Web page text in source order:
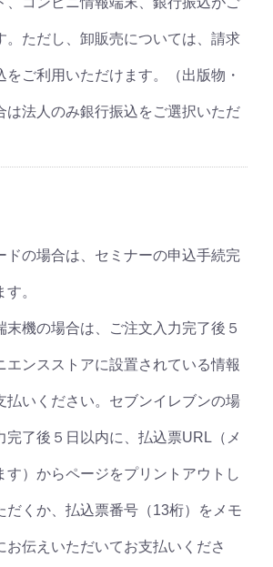
。ただし、卸販売については、請求
をご利用いただけます。（出版物・
は法人のみ銀行振込をご選択いただ
ドの場合は、セミナーの申込手続完
。
末機の場合は、ご注文入力完了後５
エンスストアに設置されている情報
払いください。セブンイレブンの場
完了後５日以内に、払込票URL（メ
す）からページをプリントアウトし
だくか、払込票番号（13桁）をメモ
お伝えいただいてお支払いくださ